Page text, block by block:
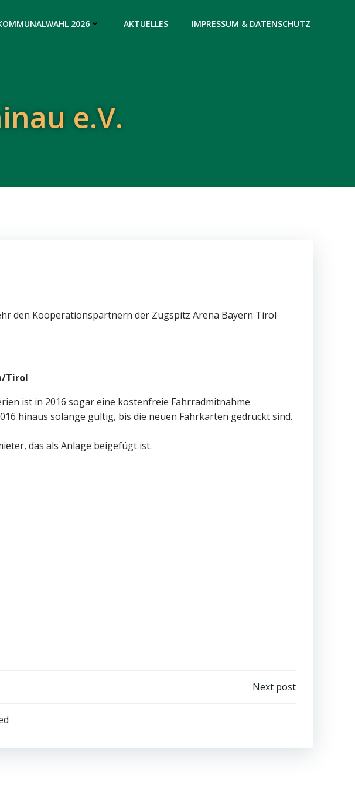
2026 AKTUELLES IMPRESSUM & DATENSCHUTZ
e.V.
den Kooperationspartnern der Zugspitz Arena Bayern Tirol
Tirol
ist in 2016 sogar eine kostenfreie Fahrradmitnahme
hinaus solange gültig, bis die neuen Fahrkarten gedruckt sind.
das als Anlage beigefügt ist.
Next post